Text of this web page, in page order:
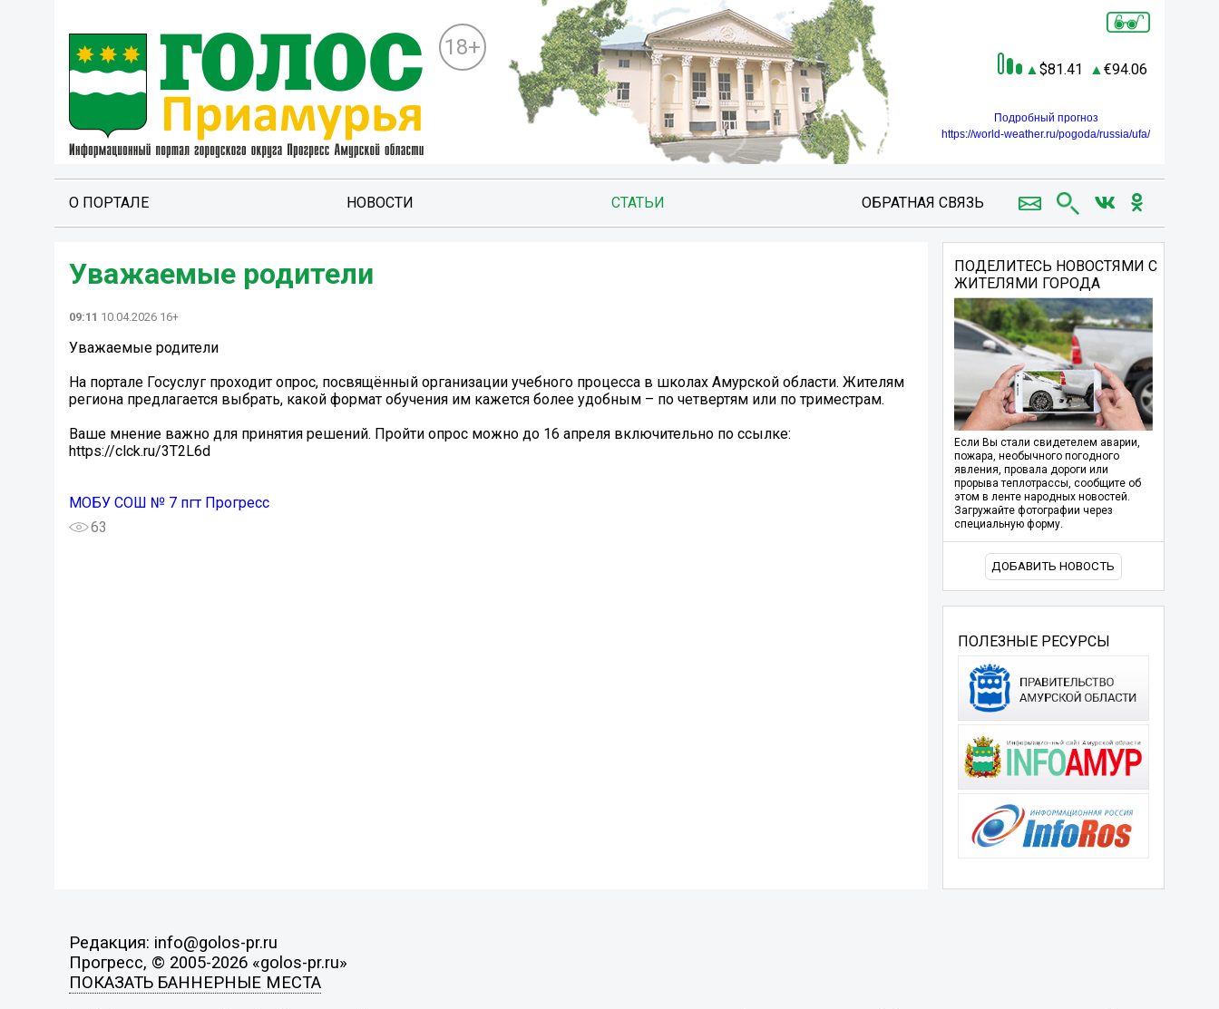
18+
81.41 94.06
Подробный прогноз
https://world-weather.ru/pogoda/russia/ufa/
О ПОРТАЛЕ НОВОСТИ СТАТЬИ ОБРАТНАЯ СВЯЗЬ
Уважаемые родители ️
09:11 10.04.2026 16+
Уважаемые родители ️
На портале Госуслуг проходит опрос, посвящённый организации учебного процесса в школах Амурской области. Жителям
региона предлагается выбрать, какой формат обучения им кажется более удобным – по четвертям или по триместрам.
Ваше мнение важно для принятия решений. Пройти опрос можно до 16 апреля включительно по ссылке:
https://clck.ru/3T2L6d
МОБУ СОШ № 7 пгт Прогресс
63
ПОДЕЛИТЕСЬ НОВОСТЯМИ С
ЖИТЕЛЯМИ ГОРОДА
Если Вы стали свидетелем аварии,
пожара, необычного погодного
явления, провала дороги или
прорыва теплотрассы, сообщите об
этом в ленте народных новостей.
Загружайте фотографии через
специальную форму.
ДОБАВИТЬ НОВОСТЬ
ПОЛЕЗНЫЕ РЕСУРСЫ
Редакция: info@golos-pr.ru
Прогресс, © 2005-2026 «golos-pr.ru»
ПОКАЗАТЬ БАННЕРНЫЕ МЕСТА